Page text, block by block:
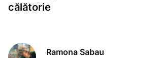
călătorie
Ramona Sabau